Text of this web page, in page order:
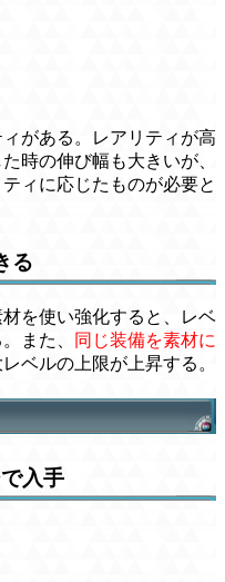
がある。レアリティが高
時の伸び幅も大きいが、
ィに応じたものが必要と
る
を使い強化すると、レベ
また、
同じ装備を素材に
ベルの上限が上昇する。
入手